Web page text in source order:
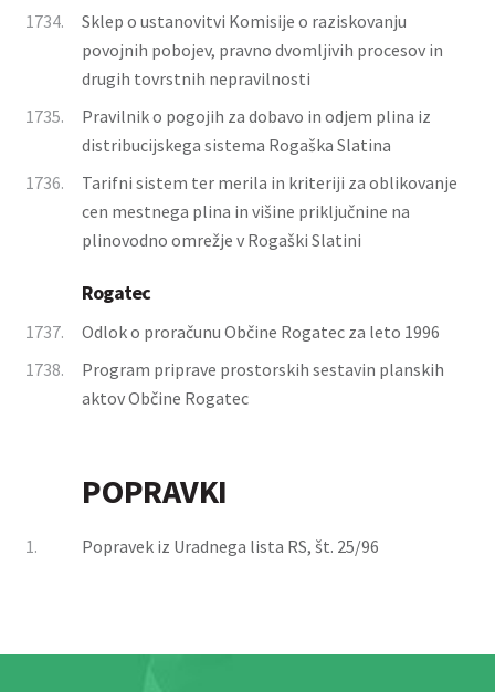
1734.
Sklep o ustanovitvi Komisije o raziskovanju
povojnih pobojev, pravno dvomljivih procesov in
drugih tovrstnih nepravilnosti
1735.
Pravilnik o pogojih za dobavo in odjem plina iz
distribucijskega sistema Rogaška Slatina
1736.
Tarifni sistem ter merila in kriteriji za oblikovanje
cen mestnega plina in višine priključnine na
plinovodno omrežje v Rogaški Slatini
Rogatec
1737.
Odlok o proračunu Občine Rogatec za leto 1996
1738.
Program priprave prostorskih sestavin planskih
aktov Občine Rogatec
POPRAVKI
1. Popravek iz Uradnega lista RS, št. 25/96